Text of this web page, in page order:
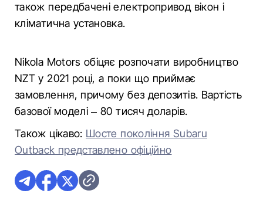
також передбачені електропривод вікон і
кліматична установка.
Nikola Motors обіцяє розпочати виробництво
NZT у 2021 році, а поки що приймає
замовлення, причому без депозитів. Вартість
базової моделі – 80 тисяч доларів.
Також цікаво: Шосте покоління Subaru
Outback представлено офіційно